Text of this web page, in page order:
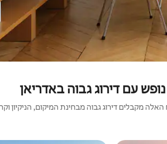
עם דירוג גבוה באדריאן
מקבלים דירוג גבוה מבחינת המיקום, הניקיון